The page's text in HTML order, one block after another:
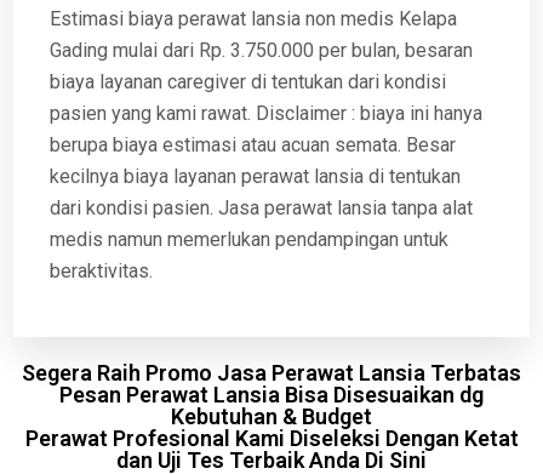
Estimasi biaya perawat lansia non medis Kelapa
Gading mulai dari Rp. 3.750.000 per bulan, besaran
biaya layanan caregiver di tentukan dari kondisi
pasien yang kami rawat. Disclaimer : biaya ini hanya
berupa biaya estimasi atau acuan semata. Besar
kecilnya biaya layanan perawat lansia di tentukan
dari kondisi pasien. Jasa perawat lansia tanpa alat
medis namun memerlukan pendampingan untuk
beraktivitas.
Segera Raih Promo Jasa Perawat Lansia Terbatas
Pesan Perawat Lansia Bisa Disesuaikan dg
Kebutuhan & Budget
Perawat Profesional Kami Diseleksi Dengan Ketat
dan Uji Tes Terbaik Anda Di Sini